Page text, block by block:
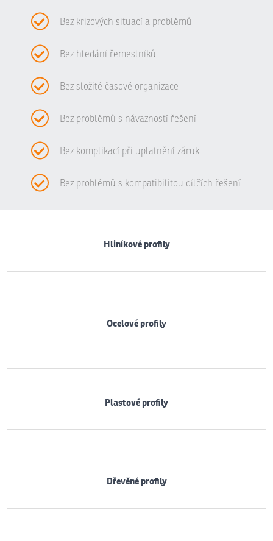
Bez krizových situací a problémů
Bez hledání řemeslníků
Bez složité časové organizace
Bez problémů s návazností řešení
Bez komplikací při uplatnění záruk
Bez problémů s kompatibilitou dílčích řešení
Hliníkové profily
Ocelové profily
Plastové profily
Dřevěné profily